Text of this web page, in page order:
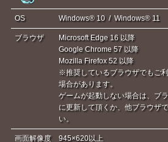
OS Windows® 10 / Windows® 11
ブラウザ
Microsoft Edge 16 以降
Google Chrome 57 以降
Mozilla Firefox 52 以降
※推奨しているブラウザでもご
場合があります。
ゲームが起動しない場合は、ブ
に更新して頂くか、他ブラウザ
い。
画面解像度 945×620以上